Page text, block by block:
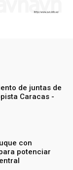
de juntas de
Caracas -
con
potenciar